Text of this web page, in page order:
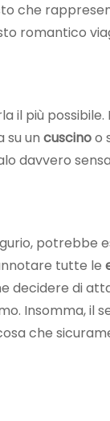
che
romantico
il più possibile.
su un cuscinoo
davvero
potrebbe
tutte le
decidere di
Insomma, il
che